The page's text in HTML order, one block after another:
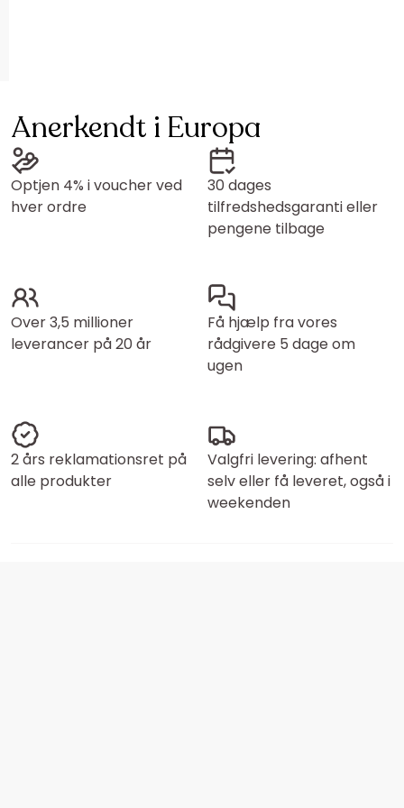
Anerkendt i Europa
Optjen 4% i voucher ved
hver ordre
30 dages
tilfredshedsgaranti eller
pengene tilbage
Over 3,5 millioner
leverancer på 20 år
Få hjælp fra vores
rådgivere 5 dage om
ugen
2 års reklamationsret på
alle produkter
Valgfri levering: afhent
selv eller få leveret, også i
weekenden